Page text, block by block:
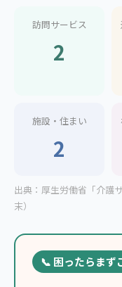
訪問サービス
2
施設・住まい
2
出典：厚生労働省「介護
末）
📞 困ったらま